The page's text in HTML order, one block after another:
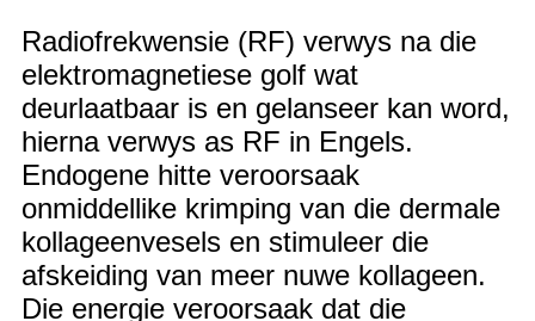
Radiofrekwensie (RF) verwys na die
elektromagnetiese golf wat
deurlaatbaar is en gelanseer kan word,
hierna verwys as RF in Engels.
Endogene hitte veroorsaak
onmiddellike krimping van die dermale
kollageenvesels en stimuleer die
afskeiding van meer nuwe kollageen.
Die energie veroorsaak dat die